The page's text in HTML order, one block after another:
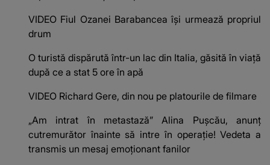
VIDEO Fiul Ozanei Barabancea își urmează propriul
drum
O turistă dispărută într-un lac din Italia, găsită în viață
după ce a stat 5 ore în apă
VIDEO Richard Gere, din nou pe platourile de filmare
„Am intrat în metastază” Alina Pușcău, anunț
cutremurător înainte să intre în operație! Vedeta a
transmis un mesaj emoționant fanilor